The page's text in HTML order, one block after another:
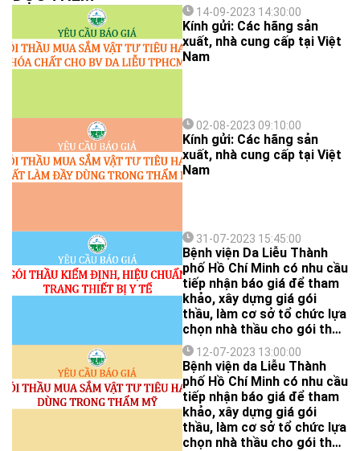
14-09-2023 14:30:00
Kính gửi: Các hãng sản
xuất, nhà cung cấp tại Việt
Nam
02-08-2023 09:10:00
Kính gửi: Các hãng sản
xuất, nhà cung cấp tại Việt
Nam
31-07-2023 15:45:00
Bệnh viện Da Liễu Thành
phố Hồ Chí Minh có nhu cầu
tiếp nhận báo giá để tham
khảo, xây dựng giá gói
thầu, làm cơ sở tổ chức lựa
chọn nhà thầu cho gói thầu
kiểm định, hiệu chuẩn
trang thiết bị y tế với nội
dung cụ thể như sau:
12-07-2023 13:00:00
Bệnh viện da Liễu Thành
phố Hồ Chí Minh có nhu cầu
tiếp nhận báo giá để tham
khảo, xây dựng giá gói
thầu, làm cơ sở tổ chức lựa
chọn nhà thầu cho gói thầu